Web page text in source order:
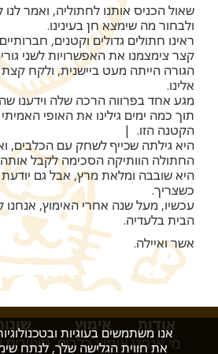
שאול הכניס אותנו לחתוליה, ואמר
ולבחור מה שימצא חן בעינינו.
ראינו חתולים גדולים וקטנים,
קצר צימצמנו את האפשרויות לשני
הגורה הייתה מעט ביישנית, ולקח
אלינו.
מגע אחד בפרווה הרכה שלה וידענו
תוך כמה ימים גילינו את האופי
הקטנה הזו. |
היא גילתה שכייף לשחק עם הכלבים,
החתולה הוותיקה הסכימה לקבל
היא שובבה ומלאת מרץ, אבל גם
כשצריך.
עכשיו, מעל שנה אחרי האימוץ, אנחנו
הבית בלעדיה.
אשר ואיילה.
אודות
מי אנחנו
אימוץ
אימוץ כלבים סיפורים
אנו משתמשים בעוגיות
את חווית הגלישה שלך, לנתח